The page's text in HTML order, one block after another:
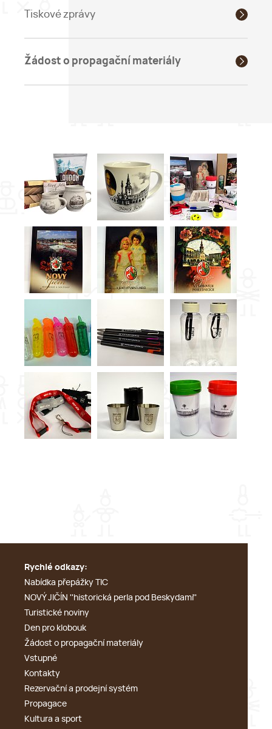
Tiskové zprávy
Žádost o propagační materiály
Rychlé odkazy:
Nabídka přepážky TIC
NOVÝ JIČÍN ''historická perla pod Beskydami''
Turistické noviny
Den pro klobouk
Žádost o propagační materiály
Vstupné
Kontakty
Rezervační a prodejní systém
Propagace
Kultura a sport